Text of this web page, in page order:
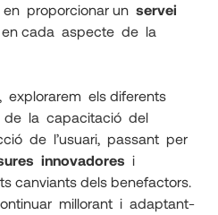
proporcionar un servei
en cada  aspecte  de  la
de  la  capacitació  del
de  l’usuari,  passant  per
innovadores
  i
canviants dels benefactors.
millorant  i  adaptant-